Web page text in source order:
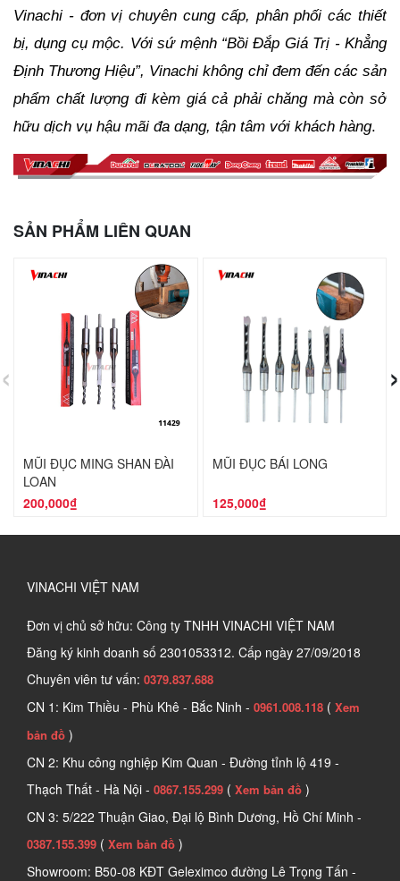
Vinachi - đơn vị chuyên cung cấp, phân phối các thiết
bị, dụng cụ mộc. Với sứ mệnh “Bồi Đắp Giá Trị - Khẳng
Định Thương Hiệu”, Vinachi không chỉ đem đến các sản
phẩm chất lượng đi kèm giá cả phải chăng mà còn sở
hữu dịch vụ hậu mãi đa dạng, tận tâm với khách hàng.
SẢN PHẨM LIÊN QUAN
MŨI ĐỤC MING SHAN ĐÀI
LOAN
200,000₫
MŨI ĐỤC BÁI LONG
125,000₫
‹ ›
VINACHI VIỆT NAM
Đơn vị chủ sở hữu: Công ty TNHH VINACHI VIỆT NAM
Đăng ký kinh doanh số 2301053312. Cấp ngày 27/09/2018
Chuyên viên tư vấn: 0379.837.688
CN 1: Kim Thiều - Phù Khê - Bắc Ninh - 0961.008.118 ( Xem
bản đồ )
CN 2: Khu công nghiệp Kim Quan - Đường tỉnh lộ 419 -
Thạch Thất - Hà Nội - 0867.155.299 ( Xem bản đồ )
CN 3: 5/222 Thuận Giao, Đại lộ Bình Dương, Hồ Chí Minh -
0387.155.399 ( Xem bản đồ )
Showroom: B50-08 KĐT Geleximco đường Lê Trọng Tấn -